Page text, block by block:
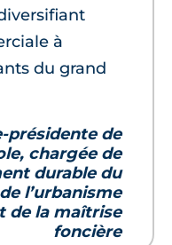
à
du grand
présidente de
chargée de
durable du
l’urbanisme
de la maîtrise
foncière